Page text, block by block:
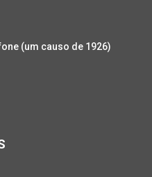
(um causo de 1926)